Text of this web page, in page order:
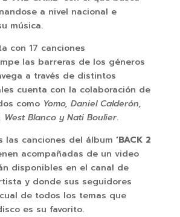
a nivel nacional e
música.
con 17 canciones
las barreras de los géneros
a través de distintos
cuenta con la colaboración de
como Yomo, Daniel Calderón,
West Blanco y Nati Boulier.
las canciones del álbum ‘BACK 2
acompañadas de un video
disponibles en el canal de
y donde sus seguidores
de todos los temas que
es su favorito.